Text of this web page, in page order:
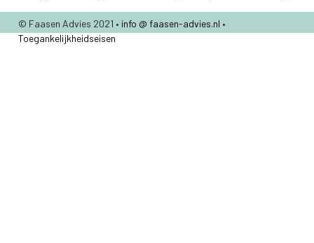
© Faasen Advies 2021 • info @ faasen-advies.nl •
Toegankelijkheidseisen